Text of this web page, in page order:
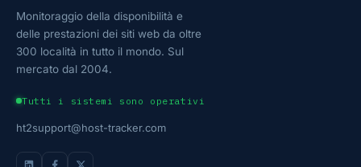
Monitoraggio della disponibilità e
delle prestazioni dei siti web da oltre
300 località in tutto il mondo. Sul
mercato dal 2004.
Tutti i sistemi sono operativi
ht2support@host-tracker.com